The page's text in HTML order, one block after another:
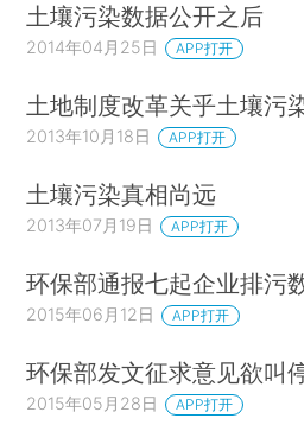
土壤污染数据公开之后
2014年04月25日 APP打开
土地制度改革关乎土壤污
2013年10月18日 APP打开
土壤污染真相尚远
2013年07月19日 APP打开
环保部通报七起企业排污
2015年06月12日 APP打开
环保部发文征求意见欲叫
2015年05月28日 APP打开